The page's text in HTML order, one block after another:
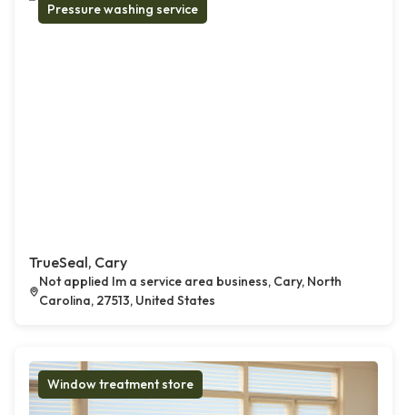
Pressure washing service
TrueSeal, Cary
Not applied Im a service area business, Cary, North
Carolina, 27513, United States
Window treatment store